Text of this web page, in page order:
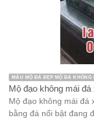
MẪU MỘ ĐÁ ĐẸP MỘ ĐÁ
Mộ đạo không mái
Mộ đạo không mái đá
bằng đá nổi bật đang